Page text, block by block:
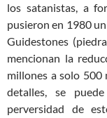
los satanistas, a
pusieron en 1980
Guidestones
mencionan la
millones a solo 500
detalles, se
perversidad de